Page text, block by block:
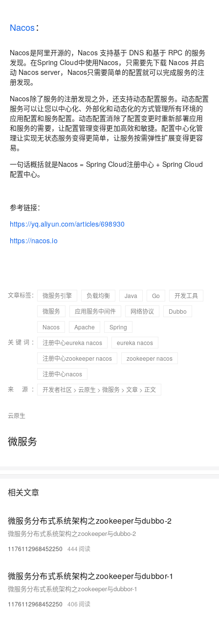
Nacos：
Nacos是阿里开源的，Nacos 支持基于 DNS 和基于 RPC 的服务
发现。在Spring Cloud中使用Nacos，只需要先下载 Nacos 并启
动 Nacos server，Nacos只需要简单的配置就可以完成服务的注
册发现。
Nacos除了服务的注册发现之外，还支持动态配置服务。动态配置
服务可以让您以中心化、外部化和动态化的方式管理所有环境的
应用配置和服务配置。动态配置消除了配置变更时重新部署应用
和服务的需要，让配置管理变得更加高效和敏捷。配置中心化管
理让实现无状态服务变得更简单，让服务按需弹性扩展变得更容
易。
一句话概括就是Nacos = Spring Cloud注册中心 + Spring Cloud
配置中心。
参考链接：
https://yq.aliyun.com/articles/698930
https://nacos.io
文章标签： 微服务引擎 负载均衡 Java Go
开发工具
微服务
应用服务中间件 网络协议
Dubbo
Nacos
Apache
Spring
关键词：
注册中心eureka nacos
eureka nacos
注册中心zookeeper nacos
zookeeper nacos
注册中心nacos
来 源：
开发者社区 > 云原生 > 微服务 > 文章 > 正文
云原生
微服务
相关文章
微服务分布式系统架构之zookeeper与dubbo-2
微服务分布式系统架构之zookeeper与dubbo-2
1176112968452250 444
微服务分布式系统架构之zookeeper与dubbor-1
微服务分布式系统架构之zookeeper与dubbor-1
1176112968452250 406